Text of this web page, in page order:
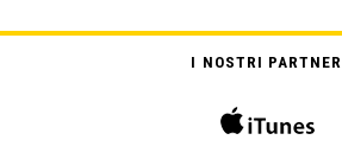
I NOSTRI PARTNER